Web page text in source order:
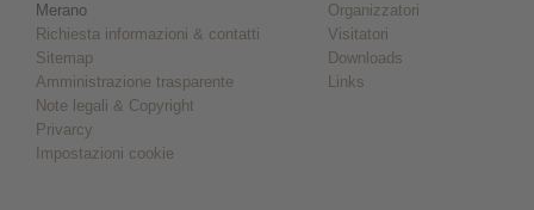
Merano
Richiesta informazioni & contatti
Sitemap
Amministrazione trasparente
Note legali & Copyright
Privarcy
Impostazioni cookie
Organizzatori
Visitatori
Downloads
Links